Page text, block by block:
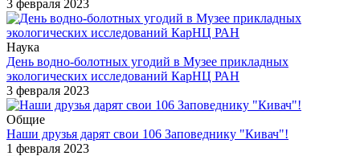
3 февраля 2023
Наука
День водно-болотных угодий в Музее прикладных
экологических исследований КарНЦ РАН
3 февраля 2023
Общие
Наши друзья дарят свои 106 Заповеднику "Кивач"!
1 февраля 2023